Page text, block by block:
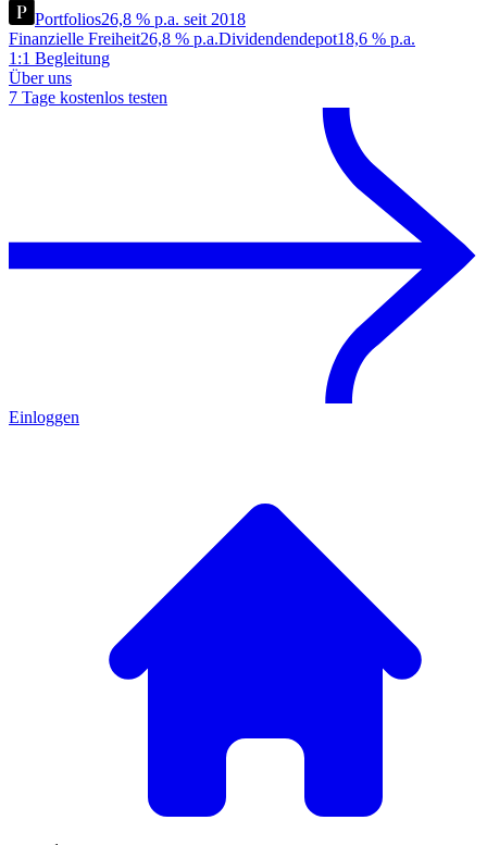
Portfolios26,8 % p.a. seit 2018
Finanzielle Freiheit26,8 % p.a.Dividendendepot18,6 % p.a.
1:1 Begleitung
Über uns
7 Tage kostenlos testen
Einloggen